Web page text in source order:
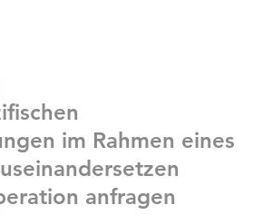
im Rahmen eines
anfragen